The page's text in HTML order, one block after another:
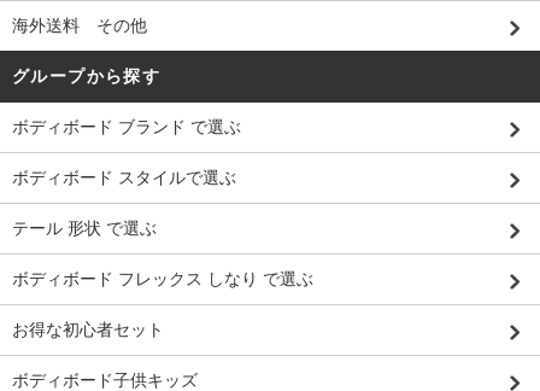
海外送料 その他
グループから探す
ボディボード ブランド で選ぶ
ボディボード スタイルで選ぶ
テール 形状 で選ぶ
ボディボード フレックス しなり で選ぶ
お得な初心者セット
ボディボード子供キッズ